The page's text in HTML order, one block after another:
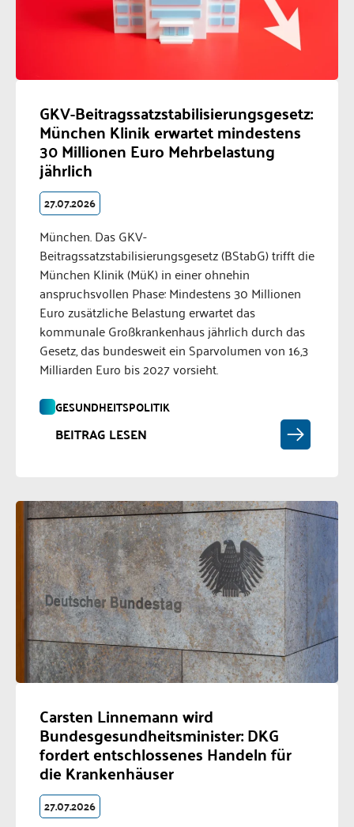
GKV-Beitragssatzstabilisierungsgesetz:
München Klinik erwartet mindestens
30 Millionen Euro Mehrbelastung
jährlich
27.07.2026
München. Das GKV-
Beitragssatzstabilisierungsgesetz (BStabG) trifft die
München Klinik (MüK) in einer ohnehin
anspruchsvollen Phase: Mindestens 30 Millionen
Euro zusätzliche Belastung erwartet das
kommunale Großkrankenhaus jährlich durch das
Gesetz, das bundesweit ein Sparvolumen von 16,3
Milliarden Euro bis 2027 vorsieht.
GESUNDHEITSPOLITIK
BEITRAG LESEN
Carsten Linnemann wird
Bundesgesundheitsminister: DKG
fordert entschlossenes Handeln für
die Krankenhäuser
27.07.2026